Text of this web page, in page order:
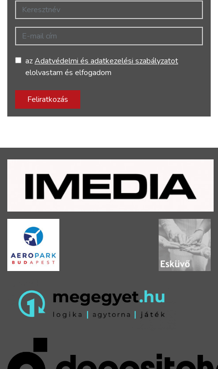
Keresztnév
E-mail cím
azAdatvédelmi és adatkezelési szabályzatot
elolvastam és elfogadom
Feliratkozás